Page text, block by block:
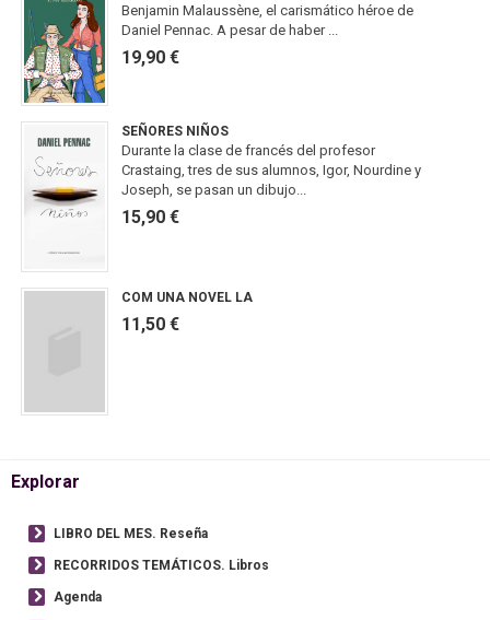
Benjamin Malaussène, el carismático héroe de
Daniel Pennac. A pesar de haber ...
19,90 €
SEÑORES NIÑOS
Durante la clase de francés del profesor
Crastaing, tres de sus alumnos, Igor, Nourdine y
Joseph, se pasan un dibujo...
15,90 €
COM UNA NOVEL LA
11,50 €
Explorar
LIBRO DEL MES. Reseña
RECORRIDOS TEMÁTICOS. Libros
Agenda